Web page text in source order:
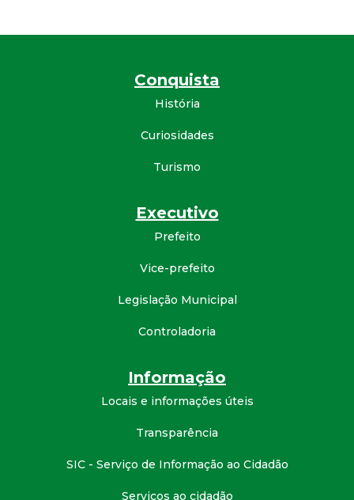
Conquista
História
Curiosidades
Turismo
Executivo
Prefeito
Vice-prefeito
Legislação Municipal
Controladoria
Informação
Locais e informações úteis
Transparência
SIC - Serviço de Informação ao Cidadão
Serviços ao cidadão